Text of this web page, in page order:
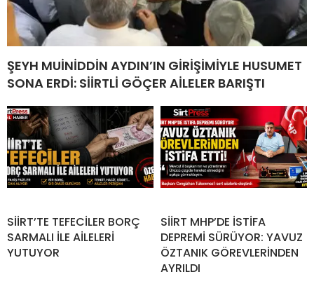
ŞEYH MUİNİDDİN AYDIN’IN GİRİŞİMİYLE HUSUMET
SONA ERDİ: SİİRTLİ GÖÇER AİLELER BARIŞTI
SİİRT’TE TEFECİLER BORÇ
SARMALI İLE AİLELERİ
YUTUYOR
SİİRT MHP’DE İSTİFA
DEPREMİ SÜRÜYOR: YAVUZ
ÖZTANIK GÖREVLERİNDEN
AYRILDI